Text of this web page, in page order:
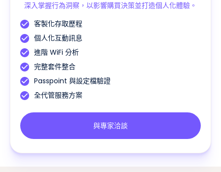
深入掌握行為洞察，以影響購買決策並打造個人化體驗。
客製化存取歷程
個人化互動訊息
進階 WiFi 分析
完整套件整合
Passpoint 與設定檔驗證
全代管服務方案
與專家洽談